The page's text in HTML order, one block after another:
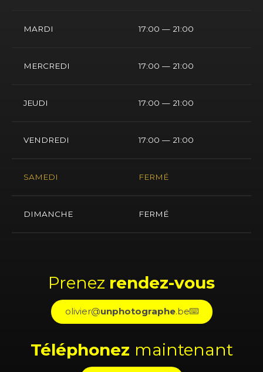
MARDI 17:00 — 21:00
MERCREDI 17:00 — 21:00
JEUDI 17:00 — 21:00
VENDREDI 17:00 — 21:00
SAMEDI FERMÉ
DIMANCHE FERMÉ
Prenez rendez-vous
olivier@unphotographe.be
Téléphonez maintenant